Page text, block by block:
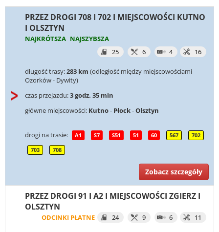
PRZEZ DROGI 708 I 702 I MIEJSCOWOŚCI KUTNO
I OLSZTYN
NAJKRÓTSZA NAJSZYBSZA
25
6 4 16
długość trasy:283 km (odległość między miejscowościami
Ozorków - Dywity)
czas przejazdu:3 godz. 35 min
główne miejscowości: Kutno- Płock-Olsztyn
drogi na trasie: A1 S7 S51 51 60 567 702
703 708
Zobacz szczegóły
PRZEZ DROGI 91 I A2 I MIEJSCOWOŚCI ZGIERZ I
OLSZTYN
ODCINKI PŁATNE 24 9 6 11